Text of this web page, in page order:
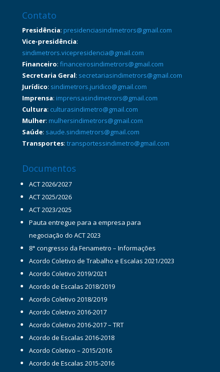
Contato
Presidência: presidenciasindimetrors@gmail.com
Vice-presidência:
sindimetrors.vicepresidencia@gmail.com
Financeiro: financeirosindimetrors@gmail.com
Secretaria Geral: secretariasindimetrors@gmail.com
Jurídico: sindimetrors.juridico@gmail.com
Imprensa: imprensasindimetrors@gmail.com
Cultura: culturasindimetro@gmail.com
Mulher: mulhersindimetrors@gmail.com
Saúde: saude.sindimetrors@gmail.com
Transportes: transportessindimetro@gmail.com
Documentos
ACT 2026/2027
ACT 2025/2026
ACT 2023/2025
Pauta entregue para a empresa para
negociação do ACT 2023
8° congresso da Fenametro – Informações
Acordo Coletivo de Trabalho e Escalas 2021/2023
Acordo Coletivo 2019/2021
Acordo de Escalas 2018/2019
Acordo Coletivo 2018/2019
Acordo Coletivo 2016-2017
Acordo Coletivo 2016-2017 – TRT
Acordo de Escalas 2016-2018
Acordo Coletivo – 2015/2016
Acordo de Escalas 2015-2016